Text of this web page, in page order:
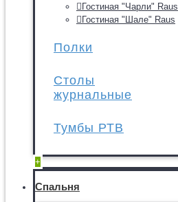
Гостиная "Чарли" Raus
Гостиная "Шале" Raus
Полки
Столы
журнальные
Тумбы РТВ
+
Спальня